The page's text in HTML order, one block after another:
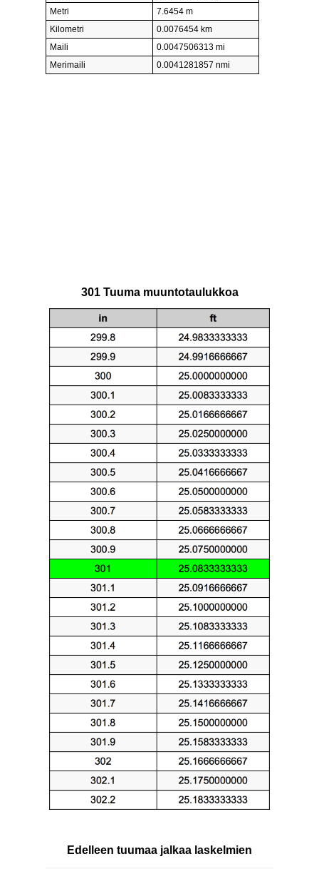
Metri
7.6454 m
Kilometri
0.0076454 km
Maili
0.0047506313 mi
Merimaili
0.0041281857 nmi
301 Tuuma muuntotaulukkoa
Edelleen tuumaa jalkaa laskelmien